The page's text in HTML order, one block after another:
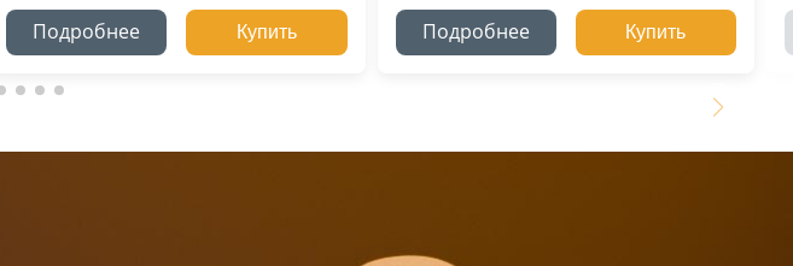
Подробнее Купить Подробнее Купить